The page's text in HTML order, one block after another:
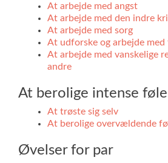
At arbejde med angst
At arbejde med den indre
At arbejde med sorg
At udforske og arbejde med
At arbejde med vanskelige
andre
At berolige intense
At trøste sig selv
At berolige overvældende
Øvelser for par